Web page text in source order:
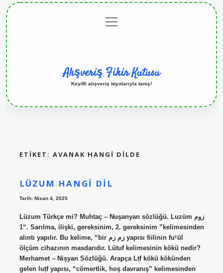
menüyü
aç
Alışveriş Fikir Kutusu
Keyifli alışveriş tüyolarıyla tanış!
ETIKET: AVANAK HANGI DILDE
LÜZUM HANGI DIL
Tarih: Nisan 4, 2025
Lüzum Türkçe mi? Muhtaç – Nuşanyan sözlüğü. Luzūm زوم
“1. Sarılma, ilişki, gereksinim, 2. gereksinim ”kelimesinden
alıntı yapılır. Bu kelime, “bir زم زم yapısı fiilinin fuˁūl
ölçüm cihazının masdarıdır. Lütuf kelimesinin kökü nedir?
Merhamet – Nişyan Sözlüğü. Arapça Lṭf kökü kökünden
gelen luṭf yapısı, “cömertlik, hoş davranış” kelimesinden